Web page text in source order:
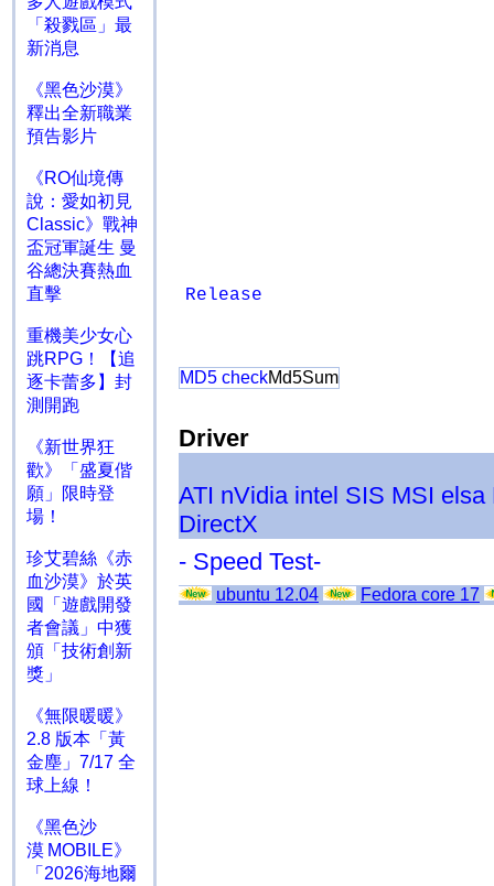
「殺戮區」最
新消息
《黑色沙漠》
釋出全新職業
預告影片
《RO仙境傳
說：愛如初見
Classic》戰神
盃冠軍誕生 曼
谷總決賽熱血
直擊
重機美少女心
跳RPG！【追
逐卡蕾多】封
測開跑
《新世界狂
歡》「盛夏偕
願」限時登
場！
珍艾碧絲《赤
血沙漠》於英
國「遊戲開發
者會議」中獲
頒「技術創新
獎」
《無限暖暖》
2.8 版本「黃
金塵」7/17 全
球上線！
《黑色沙
漠 MOBILE》
「2026海地爾
Release
MD5 checkMd5Sum
Driver
ATI nVidia intel SIS MSI elsa
DirectX
- Speed Test-
ubuntu 12.04 Fedora core 17